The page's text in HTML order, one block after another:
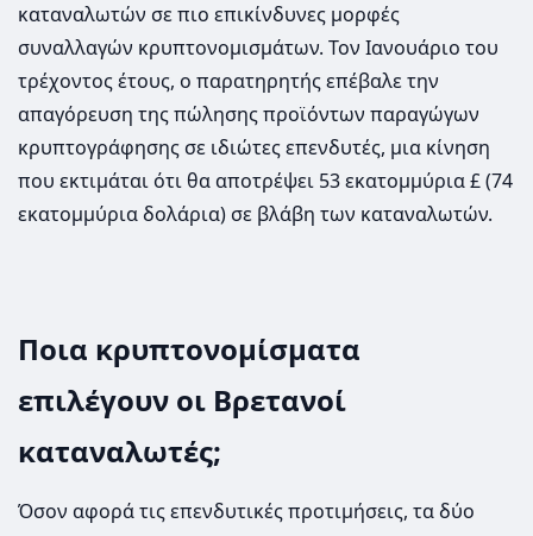
καταναλωτών σε πιο επικίνδυνες μορφές
συναλλαγών κρυπτονομισμάτων. Τον Ιανουάριο του
τρέχοντος έτους, ο παρατηρητής επέβαλε την
απαγόρευση της πώλησης προϊόντων παραγώγων
κρυπτογράφησης σε ιδιώτες επενδυτές, μια κίνηση
που εκτιμάται ότι θα αποτρέψει 53 εκατομμύρια £ (74
εκατομμύρια δολάρια) σε βλάβη των καταναλωτών.
Ποια κρυπτονομίσματα
επιλέγουν οι Βρετανοί
καταναλωτές;
Όσον αφορά τις επενδυτικές προτιμήσεις, τα δύο